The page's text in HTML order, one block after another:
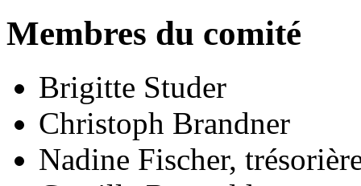
Membres du comité
Brigitte Studer
Christoph Brandner
Nadine Fischer,